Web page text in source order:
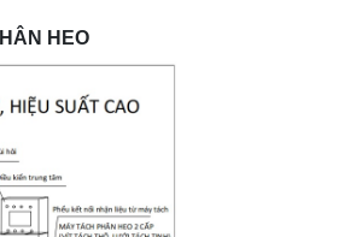
HEO